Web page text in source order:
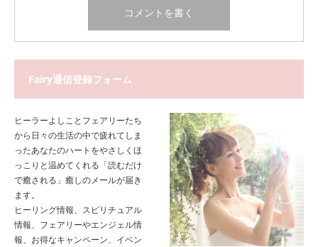
Fairy通信登録フォーム
ヒーラーよしことフェアリーたち
から日々の生活の中で疲れてしま
ったあなたのハートをやさしくほ
っこりと温めてくれる「読むだけ
で癒される」癒しのメールが届き
ます。
ヒーリング情報、スピリチュアル
情報、フェアリーやエンジェル情
報、お得なキャンペーン、イベン